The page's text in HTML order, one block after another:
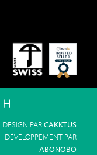
DESIGN PARCAKKTUS
DÉVELOPPEMENT PAR
ABONOBO